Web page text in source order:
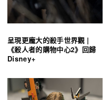
呈現更龐大的殺手世界觀 |
《殺人者的購物中心2》回歸
Disney+